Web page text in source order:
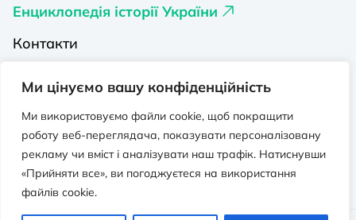
Ми цінуємо вашу конфіденційність
Ми використовуємо файли cookie, щоб покращити
роботу веб-переглядача, показувати персоналізовану
рекламу чи вміст і аналізувати наш трафік. Натиснувши
«Прийняти все», ви погоджуєтеся на використання
файлів cookie.
Енциклопедія історії України
Контакти
Видавництва на Порталі
Політика конфіденційності
Публічна оферта